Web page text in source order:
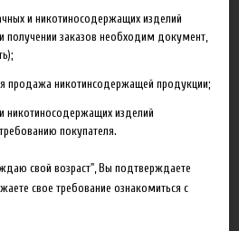
Отзывы
и никотиносодержащих изделий
получении заказов необходим документ,
продажа никотинсодержащей продукции;
никотиносодержащих изделий
покупателя.
свой возраст", Вы подтверждаете
свое требование ознакомиться с